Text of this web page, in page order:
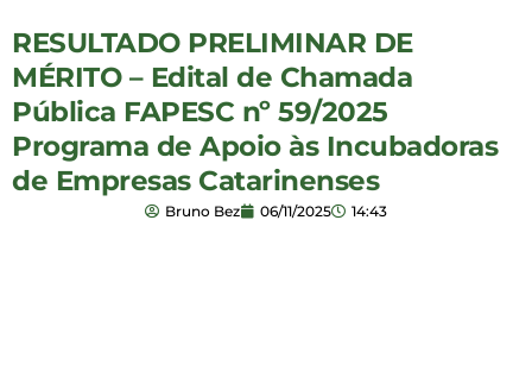
RESULTADO PRELIMINAR DE
MÉRITO – Edital de Chamada
Pública FAPESC nº 59/2025
Programa de Apoio às Incubadoras
de Empresas Catarinenses
Bruno Bez 06/11/2025 14:43